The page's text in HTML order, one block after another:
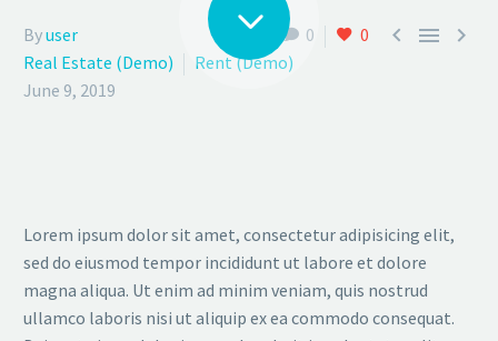
0 0   
Byuser
Real Estate (Demo)
Rent (Demo)
June 9, 2019
Lorem ipsum dolor sit amet, consectetur adipisicing elit,
sed do eiusmod tempor incididunt ut labore et dolore
magna aliqua. Ut enim ad minim veniam, quis nostrud
ullamco laboris nisi ut aliquip ex ea commodo consequat.